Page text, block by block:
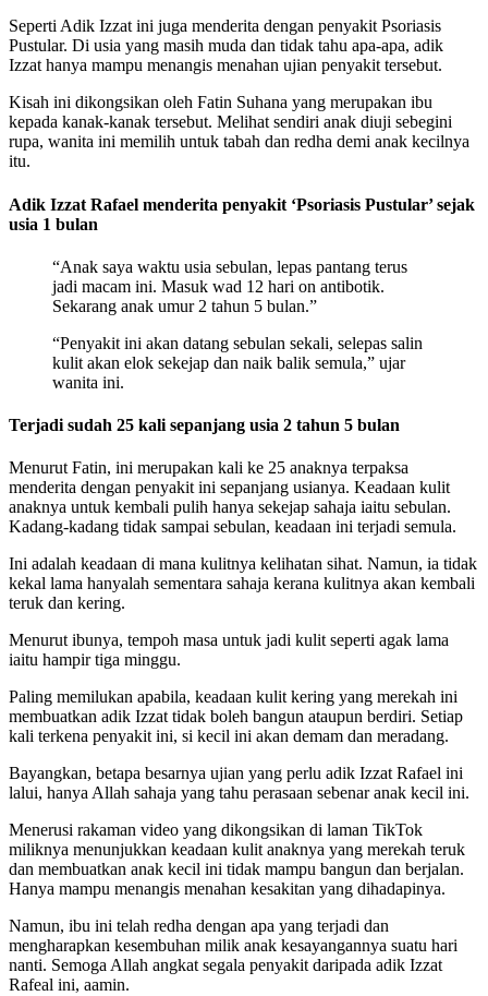
Seperti Adik Izzat ini juga menderita dengan penyakit Psoriasis
Pustular. Di usia yang masih muda dan tidak tahu apa-apa, adik
Izzat hanya mampu menangis menahan ujian penyakit tersebut.
Kisah ini dikongsikan oleh Fatin Suhana yang merupakan ibu
kepada kanak-kanak tersebut. Melihat sendiri anak diuji sebegini
rupa, wanita ini memilih untuk tabah dan redha demi anak kecilnya
itu.
Adik Izzat Rafael menderita penyakit ‘Psoriasis Pustular’ sejak
usia 1 bulan
“Anak saya waktu usia sebulan, lepas pantang terus
jadi macam ini. Masuk wad 12 hari on antibotik.
Sekarang anak umur 2 tahun 5 bulan.”
“Penyakit ini akan datang sebulan sekali, selepas salin
kulit akan elok sekejap dan naik balik semula,” ujar
wanita ini.
Terjadi sudah 25 kali sepanjang usia 2 tahun 5 bulan
Menurut Fatin, ini merupakan kali ke 25 anaknya terpaksa
menderita dengan penyakit ini sepanjang usianya. Keadaan kulit
anaknya untuk kembali pulih hanya sekejap sahaja iaitu sebulan.
Kadang-kadang tidak sampai sebulan, keadaan ini terjadi semula.
Ini adalah keadaan di mana kulitnya kelihatan sihat. Namun, ia tidak
kekal lama hanyalah sementara sahaja kerana kulitnya akan kembali
teruk dan kering.
Menurut ibunya, tempoh masa untuk jadi kulit seperti agak lama
iaitu hampir tiga minggu.
Paling memilukan apabila, keadaan kulit kering yang merekah ini
membuatkan adik Izzat tidak boleh bangun ataupun berdiri. Setiap
kali terkena penyakit ini, si kecil ini akan demam dan meradang.
Bayangkan, betapa besarnya ujian yang perlu adik Izzat Rafael ini
lalui, hanya Allah sahaja yang tahu perasaan sebenar anak kecil ini.
Menerusi rakaman video yang dikongsikan di laman TikTok
miliknya menunjukkan keadaan kulit anaknya yang merekah teruk
dan membuatkan anak kecil ini tidak mampu bangun dan berjalan.
Hanya mampu menangis menahan kesakitan yang dihadapinya.
Namun, ibu ini telah redha dengan apa yang terjadi dan
mengharapkan kesembuhan milik anak kesayangannya suatu hari
nanti. Semoga Allah angkat segala penyakit daripada adik Izzat
Rafeal ini, aamin.
CLOSE ✖